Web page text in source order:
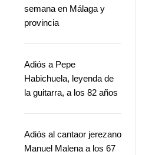
semana en Málaga y
provincia
Adiós a Pepe
Habichuela, leyenda de
la guitarra, a los 82 años
Adiós al cantaor jerezano
Manuel Malena a los 67